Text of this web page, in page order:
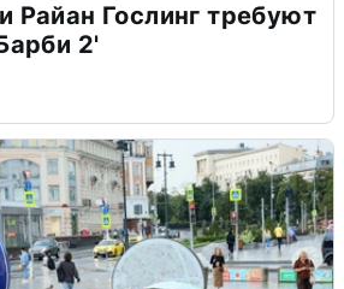
Райан Гослинг требуют
2'